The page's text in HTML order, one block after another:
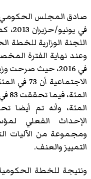
صادق المجلس الحكومي
في
وعند نهاية الفترة
في 2016، حيث صرحت
المئة، وأنه تم أيضا
الإحداث الفعلي
ومجموعة من الآليات
التمييز والعنف.
ونتيجة للخطة الحكومية